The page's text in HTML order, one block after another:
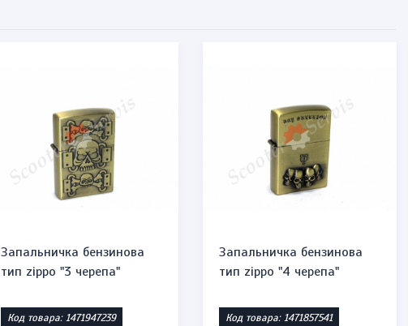
Запальничка бензинова
тип zippo "3 черепа"
Код товара: 1471947239
Запальничка бензинова
тип zippo "4 черепа"
Код товара: 1471857541